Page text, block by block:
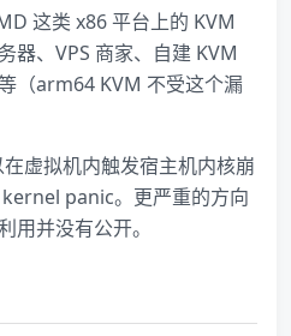
这类 x86 平台上的 KVM
器、VPS 商家、自建 KVM
（arm64 KVM 不受这个漏
虚拟机内触发宿主机内核崩
panic。更严重的方向
用并没有公开。